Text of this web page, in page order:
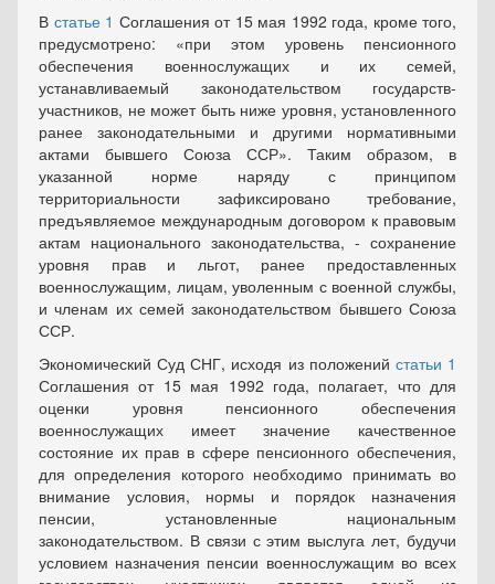
В статье 1 Соглашения от 15 мая 1992 года, кроме того,
предусмотрено: «при этом уровень пенсионного
обеспечения военнослужащих и их семей,
устанавливаемый законодательством государств-
участников, не может быть ниже уровня, установленного
ранее законодательными и другими нормативными
актами бывшего Союза ССР». Таким образом, в
указанной норме наряду с принципом
территориальности зафиксировано требование,
предъявляемое международным договором к правовым
актам национального законодательства, - сохранение
уровня прав и льгот, ранее предоставленных
военнослужащим, лицам, уволенным с военной службы,
и членам их семей законодательством бывшего Союза
ССР.
Экономический Суд СНГ, исходя из положений статьи 1
Соглашения от 15 мая 1992 года, полагает, что для
оценки уровня пенсионного обеспечения
военнослужащих имеет значение качественное
состояние их прав в сфере пенсионного обеспечения,
для определения которого необходимо принимать во
внимание условия, нормы и порядок назначения
пенсии, установленные национальным
законодательством. В связи с этим выслуга лет, будучи
условием назначения пенсии военнослужащим во всех